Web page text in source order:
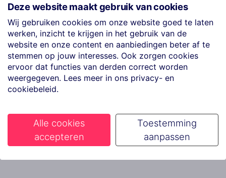
Deze website maakt gebruik van cookies
Wij gebruiken cookies om onze website goed te laten
werken, inzicht te krijgen in het gebruik van de
website en onze content en aanbiedingen beter af te
stemmen op jouw interesses. Ook zorgen cookies
ervoor dat functies van derden correct worden
weergegeven. Lees meer in ons privacy- en
cookiebeleid.
Alle cookies
accepteren
Toestemming
aanpassen